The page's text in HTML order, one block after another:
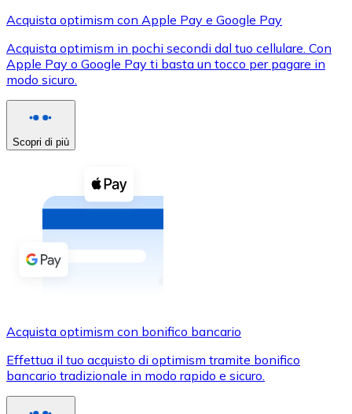
XRP
XRP
Vedi tutto
Buoni cripto
Acquista criptovalute in contanti e altri mezzi di
Acquista con contanti
Bonifico SEPA
Usa le carte Visa e Mastercard per acquistare
Acquista con carta
Acquista optimism con Apple Pay e Google Pay
Acquista optimism in pochi secondi dal tuo cellulare. Con
Apple Pay o Google Pay ti basta un tocco per pagare in
modo sicuro.
Scopri di più
Acquista optimism con bonifico bancario
Effettua il tuo acquisto di optimism tramite bonifico
bancario tradizionale in modo rapido e sicuro.